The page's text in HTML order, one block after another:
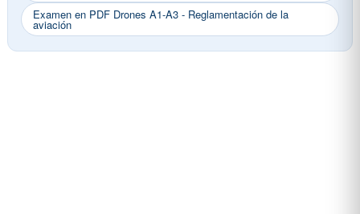
Examen en PDF Drones A1-A3 - Reglamentación de la
aviación